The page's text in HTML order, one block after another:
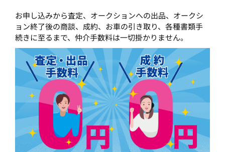
お申し込みから査定、オークションへの出品、オークシ
ョン終了後の商談、成約、お車の引き取り、各種書類手
続きに至るまで、仲介手数料は一切掛かりません。